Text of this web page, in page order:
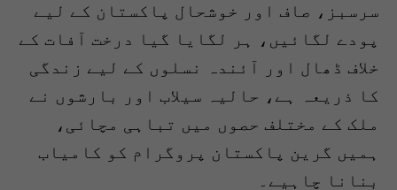
سرسبز، صاف اور خوشحال پاکستان کے لیے
پودے لگائیں، ہر لگایا گیا درخت آفات کے
خلاف ڈھال اور آئندہ نسلوں کے لیے زندگی
کا ذریعہ ہے، حالیہ سیلاب اور بارشوں نے
ملک کے مختلف حصوں میں تباہی مچائی،
ہمیں گرین پاکستان پروگرام کو کامیاب
بنانا چاہیے۔